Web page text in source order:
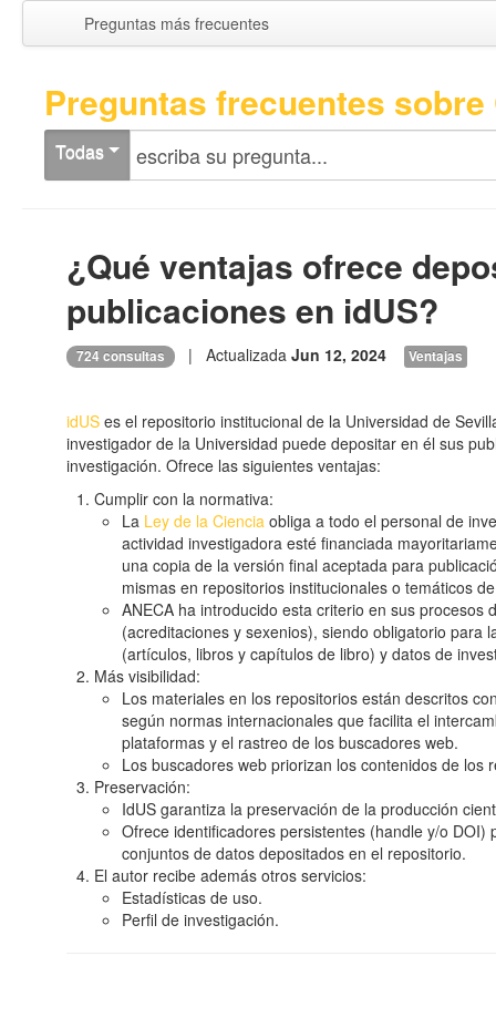
Preguntas más frecuentes
Preguntas frecuentes
Todas
¿Qué ventajas ofrece
publicaciones en idUS?
724 consultas | Actualizada Jun 12, 2024 Ventajas
idUS es el repositorio institucional de la Universidad de
investigador de la Universidad puede depositar en él sus
investigación. Ofrece las siguientes ventajas:
Cumplir con la normativa:
La Ley de la Ciencia obliga a todo el personal de
actividad investigadora esté financiada
una copia de la versión final aceptada para
mismas en repositorios institucionales o temáticos
ANECA ha introducido esta criterio en sus procesos
(acreditaciones y sexenios), siendo obligatorio para
(artículos, libros y capítulos de libro) y datos de
Más visibilidad:
Los materiales en los repositorios están descritos
según normas internacionales que facilita el
plataformas y el rastreo de los buscadores web.
Los buscadores web priorizan los contenidos de los
Preservación:
IdUS garantiza la preservación de la producción
Ofrece identificadores persistentes (handle y/o DOI)
conjuntos de datos depositados en el repositorio.
El autor recibe además otros servicios:
Estadísticas de uso.
Perfil de investigación.